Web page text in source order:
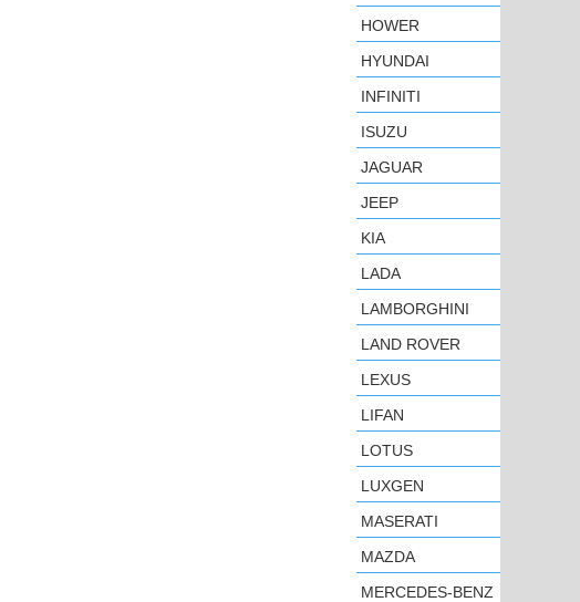
HOWER
HYUNDAI
INFINITI
ISUZU
JAGUAR
JEEP
KIA
LADA
LAMBORGHINI
LAND ROVER
LEXUS
LIFAN
LOTUS
LUXGEN
MASERATI
MAZDA
MERCEDES-BENZ